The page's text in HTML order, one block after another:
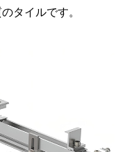
タイルです。